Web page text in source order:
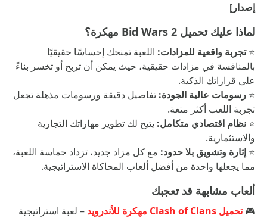
إصدار]
لماذا عليك تحميل Bid Wars 2 مهكرة؟
⭐تجربة واقعية للمزادات: اللعبة تمنحك إحساسًا حقيقيًا
بالمنافسة في مزادات حقيقية، حيث يمكن أن تربح أو تخسر بناءً
على قراراتك الذكية.
⭐ رسومات عالية الجودة: تفاصيل دقيقة ورسومات مذهلة تجعل
تجربة اللعب أكثر متعة.
⭐ نظام اقتصادي متكامل: يتيح لك تطوير مهاراتك التجارية
والاستثمارية.
⭐ إثارة وتشويق بلا حدود: مع كل مزاد جديد، تزداد حماسة اللعبة،
مما يجعلها واحدة من أفضل ألعاب المحاكاة الاستراتيجية.
ألعاب مشابهة قد تعجبك
🎮تحميل Clash of Clans مهكرة للأندرويد
– لعبة استراتيجية